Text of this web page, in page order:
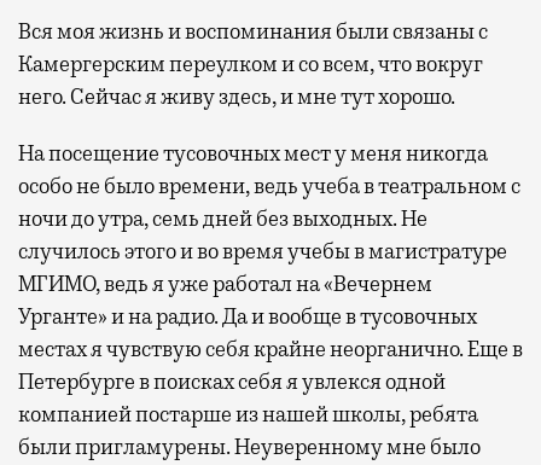
Вся моя жизнь и воспоминания были связаны с
Камергерским переулком и со всем, что вокруг
него. Сейчас я живу здесь, и мне тут хорошо.
На посещение тусовочных мест у меня никогда
особо не было времени, ведь учеба в театральном с
ночи до утра, семь дней без выходных. Не
случилось этого и во время учебы в магистратуре
МГИМО, ведь я уже работал на «Вечернем
Урганте» и на радио. Да и вообще в тусовочных
местах я чувствую себя крайне неорганично. Еще в
Петербурге в поисках себя я увлекся одной
компанией постарше из нашей школы, ребята
были пригламурены. Неуверенному мне было